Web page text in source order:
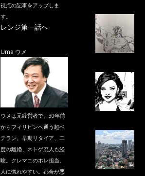
視点の記事をアップしま
す。
レンジ第一話へ
Ume ウメ
ウメは元経営者で、30年前
からフィリピンへ通う超ベ
テラン。早期リタイア、二
度の離婚、ネトゲ廃人も経
験。クレマニのホレ担当。
人に惚れやすい。都合が悪